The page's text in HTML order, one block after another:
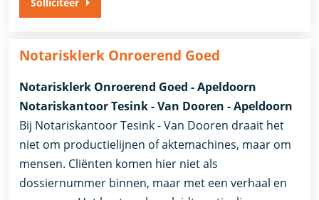
Notarisklerk Onroerend Goed
Notarisklerk Onroerend Goed - Apeldoorn
Notariskantoor Tesink - Van Dooren - Apeldoorn
Bij Notariskantoor Tesink - Van Dooren draait het
niet om productielijnen of aktemachines, maar om
mensen. Cliënten komen hier niet als
dossiernummer binnen, maar met een verhaal en